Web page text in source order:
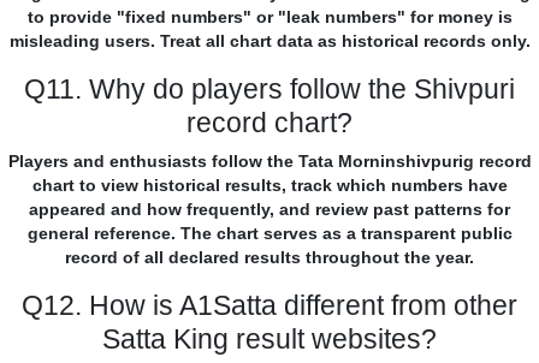
to provide "fixed numbers" or "leak numbers" for money is
misleading users. Treat all chart data as historical records only.
Q11. Why do players follow the Shivpuri
record chart?
Players and enthusiasts follow the Tata Morninshivpurig record
chart to view historical results, track which numbers have
appeared and how frequently, and review past patterns for
general reference. The chart serves as a transparent public
record of all declared results throughout the year.
Q12. How is A1Satta different from other
Satta King result websites?